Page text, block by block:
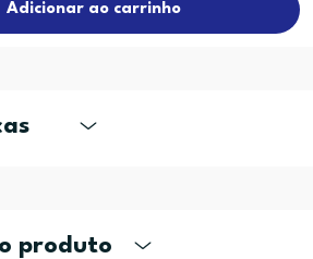
Adicionar ao carrinho
produto